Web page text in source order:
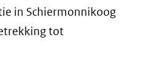
in Schiermonnikoog
tot